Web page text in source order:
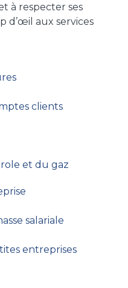
à respecter ses
d’œil aux services
clients
et du gaz
salariale
entreprises